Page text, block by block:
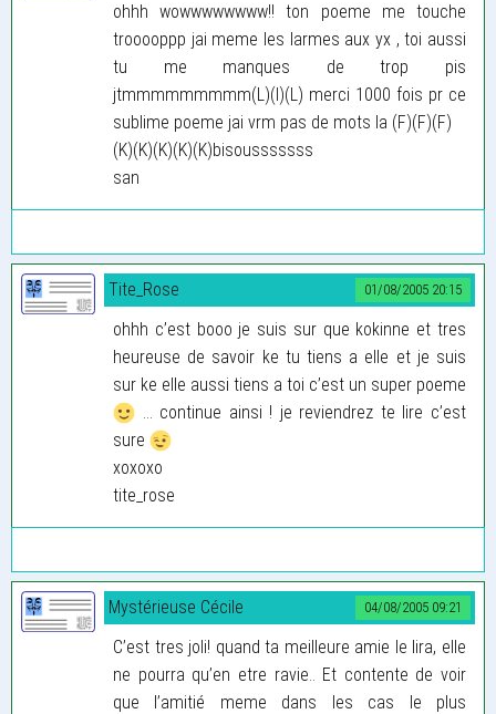
ohhh wowwwwwwww!! ton poeme me touche
trooooppp jai meme les larmes aux yx , toi aussi
tu me manques de trop pis
jtmmmmmmmmm(L)(l)(L) merci 1000 fois pr ce
sublime poeme jai vrm pas de mots la (F)(F)(F)
(K)(K)(K)(K)(K)bisousssssss
san
01/08/2005 20:15
Tite_Rose
ohhh c’est booo je suis sur que kokinne et tres
heureuse de savoir ke tu tiens a elle et je suis
sur ke elle aussi tiens a toi c’est un super poeme
... continue ainsi ! je reviendrez te lire c’est
sure
xoxoxo
tite_rose
04/08/2005 09:21
Mystérieuse Cécile
C’est tres joli! quand ta meilleure amie le lira, elle
ne pourra qu’en etre ravie.. Et contente de voir
que l’amitié meme dans les cas le plus